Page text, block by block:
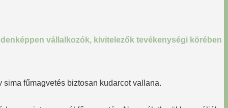
vállalkozók, kivitelezők tevékenységi körében
fűmagvetés biztosan kudarcot vallana.